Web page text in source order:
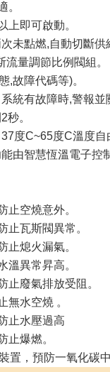
。
上即可啟動。
未點燃,自動切斷供
量調節比例閥組。
,故障代碼等)。
統有故障時,警報並
秒。
度C~65度C溫度自
由智慧恆溫電子控
空燒意外。
瓦斯閥異常。
熄火漏氣。
異常昇高。
廢氣排放受阻。
無水空燒 。
止水壓過高
爆燃。
置，預防一氧化碳中